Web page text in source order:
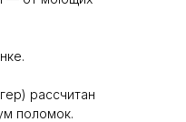
рассчитан
поломок.